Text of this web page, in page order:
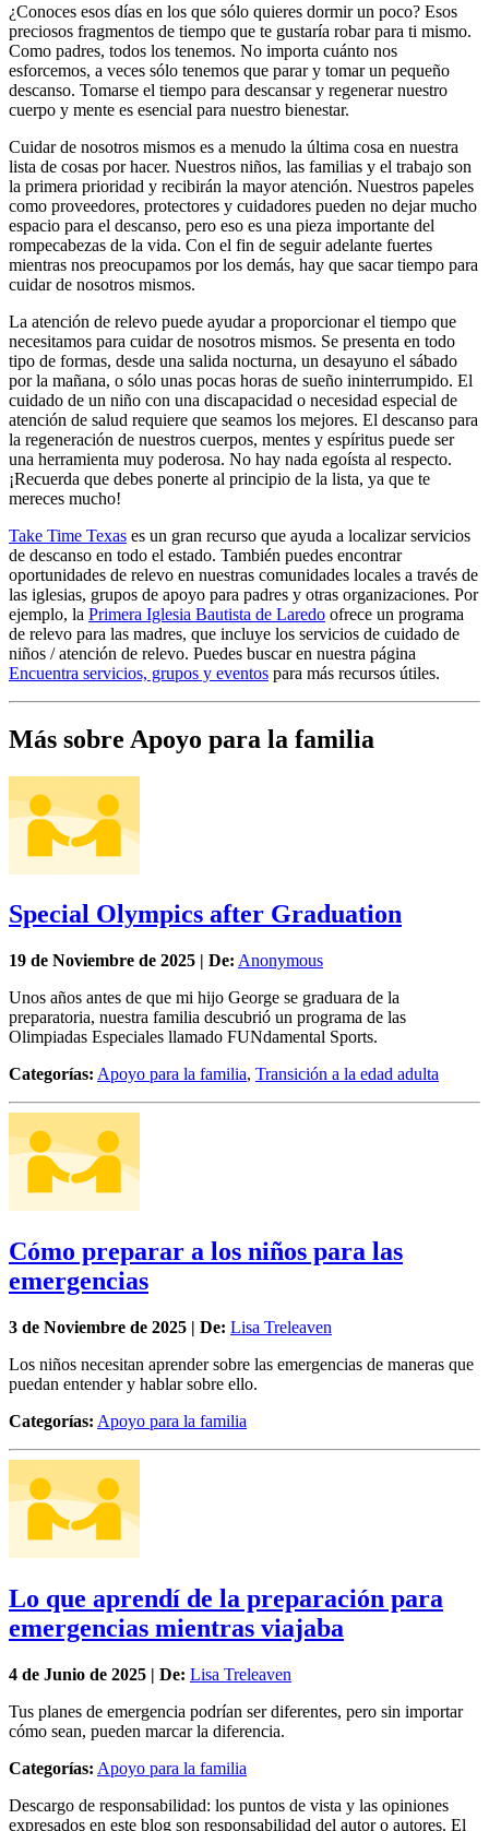
¿Conoces esos días en los que sólo quieres dormir un poco? Esos
preciosos fragmentos de tiempo que te gustaría robar para ti mismo.
Como padres, todos los tenemos. No importa cuánto nos
esforcemos, a veces sólo tenemos que parar y tomar un pequeño
descanso. Tomarse el tiempo para descansar y regenerar nuestro
cuerpo y mente es esencial para nuestro bienestar.
Cuidar de nosotros mismos es a menudo la última cosa en nuestra
lista de cosas por hacer. Nuestros niños, las familias y el trabajo son
la primera prioridad y recibirán la mayor atención. Nuestros papeles
como proveedores, protectores y cuidadores pueden no dejar mucho
espacio para el descanso, pero eso es una pieza importante del
rompecabezas de la vida. Con el fin de seguir adelante fuertes
mientras nos preocupamos por los demás, hay que sacar tiempo para
cuidar de nosotros mismos.
La atención de relevo puede ayudar a proporcionar el tiempo que
necesitamos para cuidar de nosotros mismos. Se presenta en todo
tipo de formas, desde una salida nocturna, un desayuno el sábado
por la mañana, o sólo unas pocas horas de sueño ininterrumpido. El
cuidado de un niño con una discapacidad o necesidad especial de
atención de salud requiere que seamos los mejores. El descanso para
la regeneración de nuestros cuerpos, mentes y espíritus puede ser
una herramienta muy poderosa. No hay nada egoísta al respecto.
¡Recuerda que debes ponerte al principio de la lista, ya que te
mereces mucho!
Take Time Texas es un gran recurso que ayuda a localizar servicios
de descanso en todo el estado. También puedes encontrar
oportunidades de relevo en nuestras comunidades locales a través de
las iglesias, grupos de apoyo para padres y otras organizaciones. Por
ejemplo, la Primera Iglesia Bautista de Laredo ofrece un programa
de relevo para las madres, que incluye los servicios de cuidado de
niños / atención de relevo. Puedes buscar en nuestra página
Encuentra servicios, grupos y eventos para más recursos útiles.
Más sobre Apoyo para la familia
Special Olympics after Graduation
19 de Noviembre de 2025 | De: Anonymous
Unos años antes de que mi hijo George se graduara de la
preparatoria, nuestra familia descubrió un programa de las
Olimpiadas Especiales llamado FUNdamental Sports.
Categorías: Apoyo para la familia, Transición a la edad adulta
Cómo preparar a los niños para las
emergencias
3 de Noviembre de 2025 | De: Lisa Treleaven
Los niños necesitan aprender sobre las emergencias de maneras que
puedan entender y hablar sobre ello.
Categorías: Apoyo para la familia
Lo que aprendí de la preparación para
emergencias mientras viajaba
4 de Junio de 2025 | De: Lisa Treleaven
Tus planes de emergencia podrían ser diferentes, pero sin importar
cómo sean, pueden marcar la diferencia.
Categorías: Apoyo para la familia
Descargo de responsabilidad: los puntos de vista y las opiniones
expresados en este blog son responsabilidad del autor o autores. El